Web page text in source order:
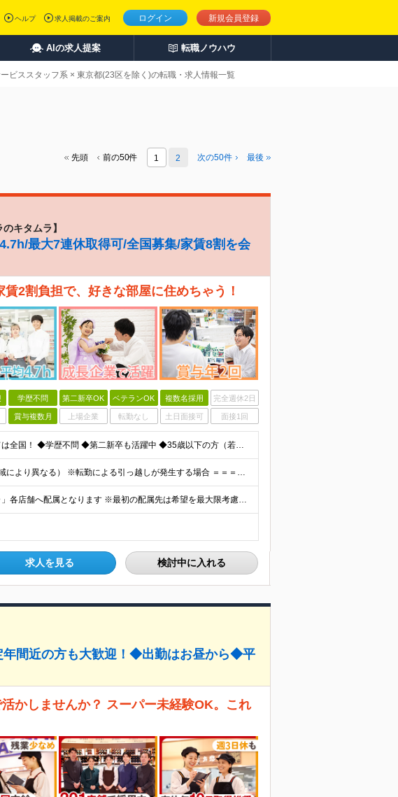
ログイン 新規会員登録
ヘルプ 求人掲載のご案内
AIの求人提案 転職ノウハウ
ビススタッフ系 × 東京都(23区を除く)の転職・求人情報一覧
先頭 前の50件 1 2 次の50件 最後
キタムラ】
最大7連休取得可/全国募集/家賃8割を会
2割負担で、好きな部屋に住めちゃう！
学歴不問 第二新卒OK ベテランOK 複数名採用 完全週休2日
賞与複数月 上場企業 転勤なし 土日面接可 面接1回
◆未経験歓迎！活躍のフィールドは全国！ ◆学歴不問 ◆第二新卒も活躍中 ◆35歳以下の方（若年層の長期キャリア形成を図るため）
★家賃を8割補助！（限度額は地域により異なる） ※転勤による引っ越しが発生する場合 ＝＝＝＝＝＝＝＝＝＝＝＝＝＝＝＝＝＝＝＝＝＝＝ 例えば、家賃7.5万円なら6万円は会社で負担。 あなたが支払うのは、
全国エリアの「カメラのキタムラ」各店舗へ配属となります ※最初の配属先は希望を最大限考慮した上で決定します ▼詳しい勤務地住所は下記URLをご確認ください。 https://sss.kitamur
求人を見る 検討中に入れる
間近の方も大歓迎！◆出勤はお昼から◆平
かしませんか？ スーパー未経験OK。これ